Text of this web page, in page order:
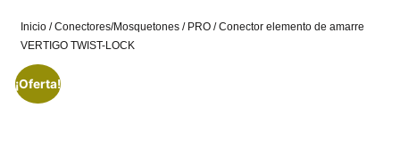
Inicio /Conectores/Mosquetones / PRO / Conector elemento de amarre
VERTIGO TWIST-LOCK
¡Oferta!